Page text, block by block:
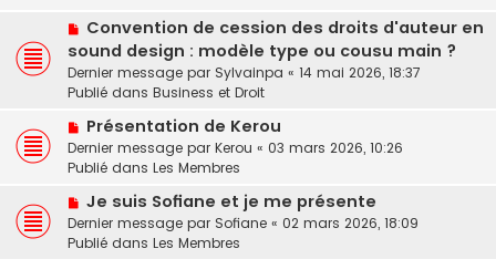
s
a
g
e
a
u
m
e
s
a
g
N
o
u
v
a
u
m
s
s
a
Convention de cession des droits d'auteur en
sound design : modèle type ou cousu main ?
Dernier message par Sylvainpa « 14 mai 2026, 18:37
Publié dans Business et Droit
N
o
u
e
a
u
Présentation de Kerou
Dernier message par Kerou « 03 mars 2026, 10:26
Publié dans Les Membres
N
o
u
Je suis Sofiane et je me présente
Dernier message par Sofiane « 02 mars 2026, 18:09
Publié dans Les Membres